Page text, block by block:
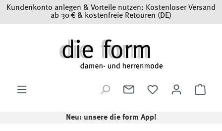
Zum Hauptinhalt springen
Kundenkonto anlegen & Vorteile nutzen: Kostenloser Versand
ab 30 € & kostenfreie Retouren (DE)
Neu: unsere die form App!